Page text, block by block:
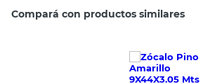
Compará con productos similares